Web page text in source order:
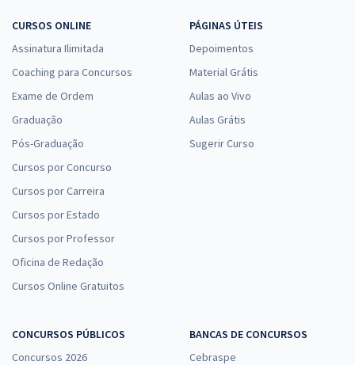
CURSOS ONLINE
Assinatura Ilimitada
Coaching para Concursos
Exame de Ordem
Graduação
Pós-Graduação
Cursos por Concurso
Cursos por Carreira
Cursos por Estado
Cursos por Professor
Oficina de Redação
Cursos Online Gratuitos
PÁGINAS ÚTEIS
Depoimentos
Material Grátis
Aulas ao Vivo
Aulas Grátis
Sugerir Curso
CONCURSOS PÚBLICOS
Concursos 2026
BANCAS DE CONCURSOS
Cebraspe